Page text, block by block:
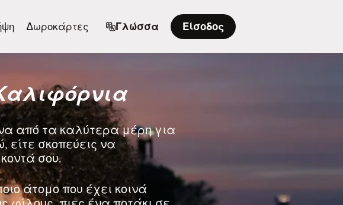
Δωροκάρτες Γλώσσα Είσοδος
από τα καλύτερα μέρη για
είτε σκοπεύεις να
σου.
άτομο που έχει κοινά